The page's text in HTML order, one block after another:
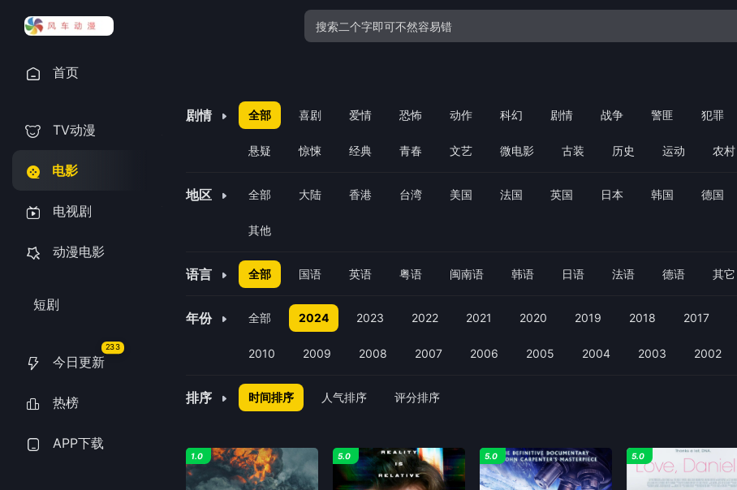
首页
TV动漫
电影
电视剧
动漫电影
短剧
今日更新
233
热榜
APP下载
剧情 全部 喜剧 爱情 恐怖 动作 科幻 剧情 战争 警匪 犯罪
悬疑 惊悚 经典 青春 文艺 微电影 古装 历史 运动 农村
地区 全部 大陆 香港 台湾 美国 法国 英国 日本 韩国 德国
其他
语言 全部 国语 英语 粤语 闽南语 韩语 日语 法语 德语 其它
年份 全部 2024 2023 2022 2021 2020 2019 2018 2017
2010 2009 2008 2007 2006 2005 2004 2003 2002
排序 时间排序 人气排序 评分排序
1.0 5.0 5.0 5.0